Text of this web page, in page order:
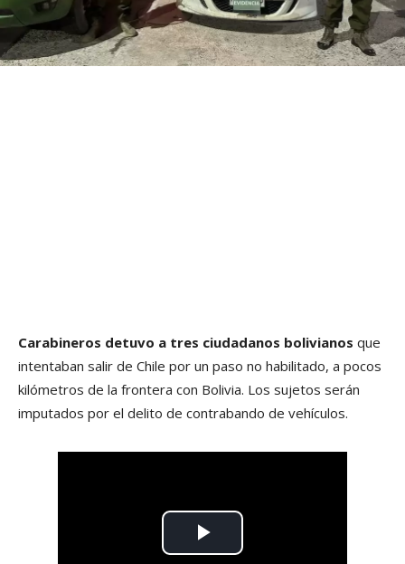
Carabineros detuvo a tres ciudadanos bolivianos que
intentaban salir de Chile por un paso no habilitado, a pocos
kilómetros de la frontera con Bolivia. Los sujetos serán
imputados por el delito de contrabando de vehículos.